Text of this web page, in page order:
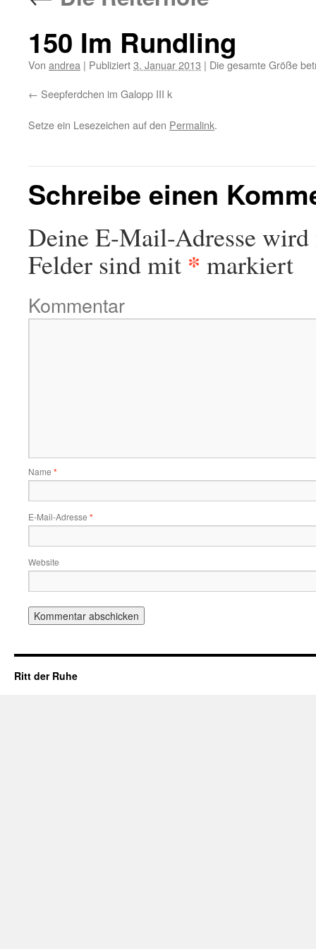
150 Im Rundling
Von andrea | Publiziert3. Januar 2013 | Die gesamte Größe
Seepferdchen im Galopp III k
Setze ein Lesezeichen auf den Permalink.
Schreibe einen
Deine E-Mail-Adresse
Felder sind mit * markiert
Kommentar
Name *
E-Mail-Adresse *
Website
Ritt der Ruhe